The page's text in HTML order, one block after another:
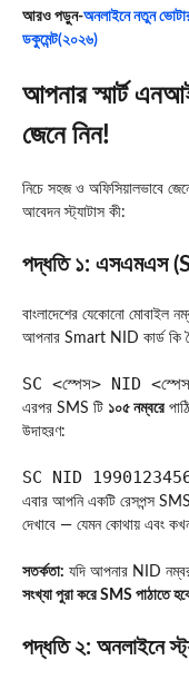
আরও পড়ুন-অনলাইনে নতুন
ডকুমেন্ট(২০২৬)
আপনার স্মার্ট
জেনে নিন!
নিচে সহজ ও অফিসিয়ালভাবে
আবেদন স্ট্যাটাস কী:
পদ্ধতি ১: এসএমএস
বাংলাদেশের যেকোনো মোবাইল
আপনার Smart NID কার্ড কি
SC <স্পেস> NID
এরপর SMS টি ১০৫ নম্বরে
উদাহরণ:
SC NID
এবার আপনি একটি রেসপন্স SMS
দেখাবে — যেমন কোথায় এবং
সতর্কতা: যদি আপনার NID
সংখ্যা পুরা করে SMS পাঠাতে
পদ্ধতি ২: অনলাইনে